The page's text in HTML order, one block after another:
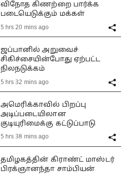
விநோத கிணற்றை பார்க்க
படையெடுக்கும் மக்கள்
5 hrs 20 mins ago
ஜப்பானில் அறுவைச்
சிகிச்சையின்போது ஏற்பட்ட
நிலநடுக்கம்
5 hrs 32 mins ago
அமெரிக்காவில் பிறப்பு
அடிப்படையிலான
குடியுரிமைக்கு கட்டுப்பாடு
5 hrs 38 mins ago
தமிழகத்தின் கிராண்ட் மாஸ்டர்
பிரக்ஞானந்தா சாம்பியன்